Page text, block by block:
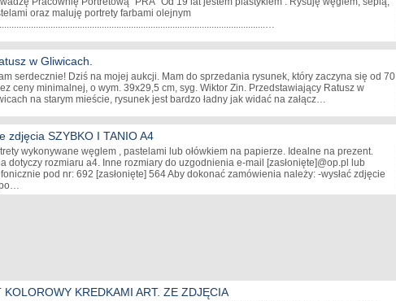
oraz maluję portrety farbami olejnym
w Gliwicach.
serdecznie! Dziś na mojej aukcji. Mam do sprzedania rysunek, który zaczyna się od 70
ceny minimalnej, o wym. 39x29,5 cm, syg. Wiktor Zin. Przedstawiający Ratusz w
na starym mieście, rysunek jest bardzo ładny jak widać na załącz…
zdjęcia SZYBKO I TANIO A4
wykonywane węglem , pastelami lub ołówkiem na papierze. Idealne na prezent.
dotyczy rozmiaru a4. Inne rozmiary do uzgodnienia e-mail
[zasłonięte]@op.pl lub
pod nr: 692 [zasłonięte] 564 Aby dokonać zamówienia należy: -wysłać zdjęcie
KOLOROWY KREDKAMI ART. ZE ZDJĘCIA